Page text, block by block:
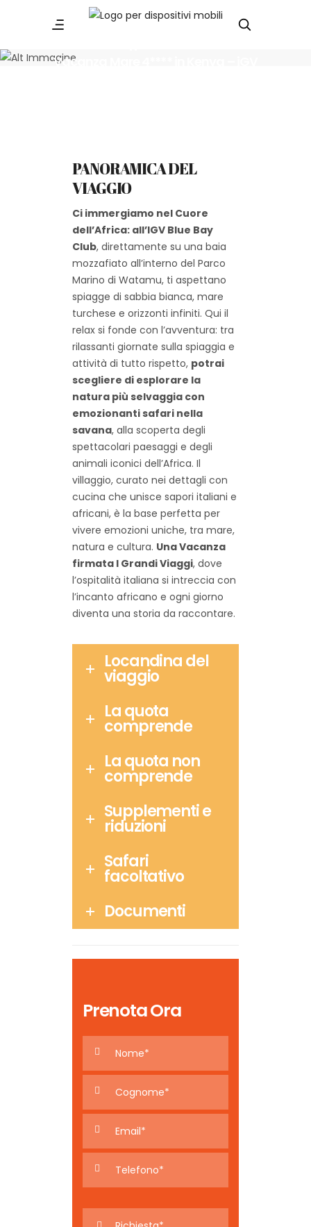
Vacanza Mare 4**** in Kenya – iGV
PANORAMICA DEL
VIAGGIO
Ci immergiamo nel Cuore
dell’Africa: all’IGV Blue Bay
Club, direttamente su una baia
mozzafiato all’interno del Parco
Marino di Watamu, ti aspettano
spiagge di sabbia bianca, mare
turchese e orizzonti infiniti. Qui il
relax si fonde con l’avventura: tra
rilassanti giornate sulla spiaggia e
attività di tutto rispetto, potrai
scegliere di esplorare la
natura più selvaggia con
emozionanti safari nella
savana, alla scoperta degli
spettacolari paesaggi e degli
animali iconici dell’Africa. Il
villaggio, curato nei dettagli con
cucina che unisce sapori italiani e
africani, è la base perfetta per
vivere emozioni uniche, tra mare,
natura e cultura. Una Vacanza
firmata I Grandi Viaggi, dove
l’ospitalità italiana si intreccia con
l’incanto africano e ogni giorno
diventa una storia da raccontare.
Locandina del
viaggio
La quota
comprende
La quota non
comprende
Supplementi e
riduzioni
Safari
facoltativo
Documenti
Prenota Ora